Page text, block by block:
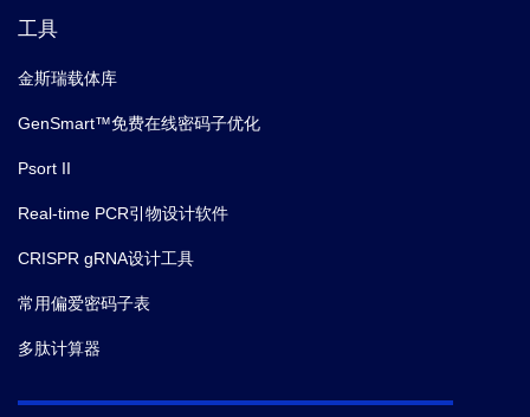
工具
金斯瑞载体库
GenSmart™免费在线密码子优化
Psort II
Real-time PCR引物设计软件
CRISPR gRNA设计工具
常用偏爱密码子表
多肽计算器